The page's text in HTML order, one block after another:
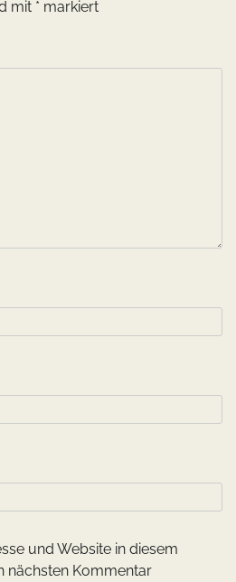
mit * markiert
und Website in diesem
nächsten Kommentar